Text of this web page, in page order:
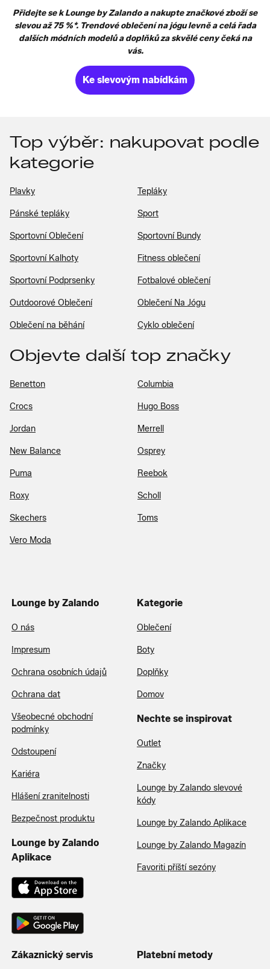
Přidejte se k Lounge by Zalando a nakupte značkové zboží se
slevou až 75 %*. Trendové oblečení na jógu levně a celá řada
dalších módních modelů a doplňků za skvělé ceny čeká na
vás.
Ke slevovým nabídkám
Top výběr: nakupovat podle
kategorie
Plavky Tepláky
Pánské tepláky Sport
Sportovní Oblečení Sportovní Bundy
Sportovní Kalhoty Fitness oblečení
Sportovní Podprsenky Fotbalové oblečení
Outdoorové Oblečení Oblečení Na Jógu
Oblečení na běhání Cyklo oblečení
Objevte další top značky
Benetton Columbia
Crocs Hugo Boss
Jordan Merrell
New Balance Osprey
Puma Reebok
Roxy Scholl
Skechers Toms
Vero Moda
Lounge by Zalando
O nás
Impresum
Ochrana osobních údajů
Ochrana dat
Všeobecné obchodní
podmínky
Odstoupení
Kariéra
Hlášení zranitelnosti
Bezpečnost produktu
Lounge by Zalando
Aplikace
Kategorie
Oblečení
Boty
Doplňky
Domov
Nechte se inspirovat
Outlet
Značky
Lounge by Zalando slevové
kódy
Lounge by Zalando Aplikace
Lounge by Zalando Magazín
Favoriti příští sezóny
Zákaznický servis Platební metody